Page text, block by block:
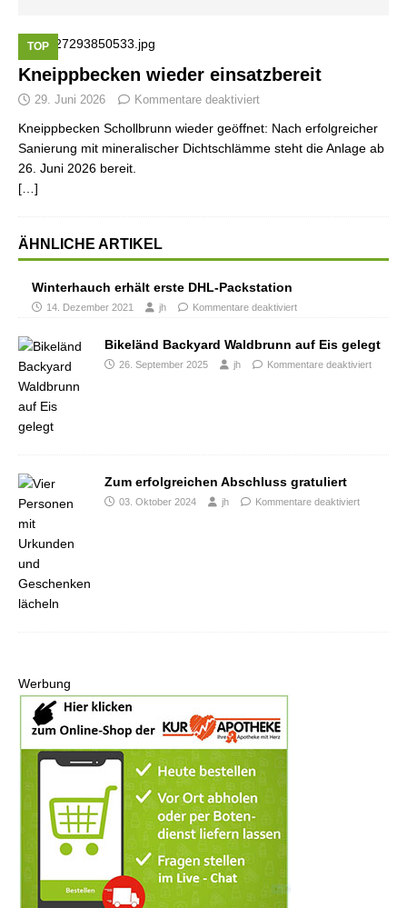
TOP
Kneippbecken wieder einsatzbereit
29. Juni 2026 Kommentare deaktiviert
Kneippbecken Schollbrunn wieder geöffnet: Nach erfolgreicher
Sanierung mit mineralischer Dichtschlämme steht die Anlage ab
26. Juni 2026 bereit.
[…]
ÄHNLICHE ARTIKEL
Winterhauch erhält erste DHL-Packstation
14. Dezember 2021 jh Kommentare deaktiviert
Bikeländ Backyard Waldbrunn auf Eis gelegt
26. September 2025 jh Kommentare deaktiviert
Zum erfolgreichen Abschluss gratuliert
03. Oktober 2024 jh Kommentare deaktiviert
Werbung